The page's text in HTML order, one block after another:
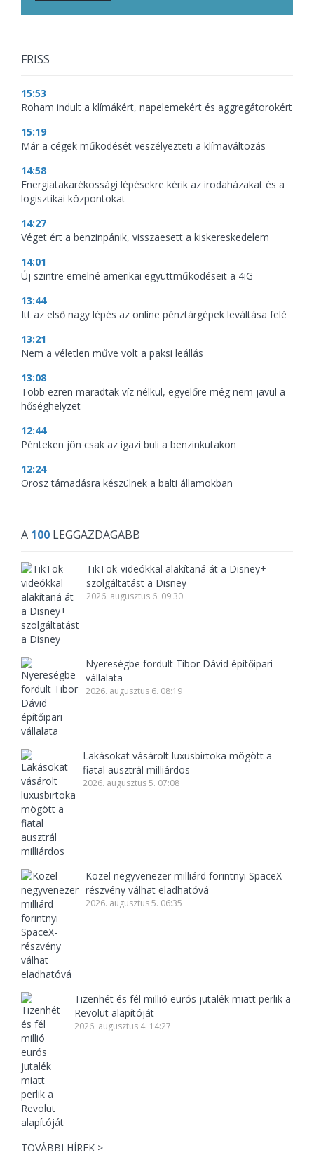
FRISS
15:53
Roham indult a klímákért, napelemekért és aggregátorokért
15:19
Már a cégek működését veszélyezteti a klímaváltozás
14:58
Energiatakarékossági lépésekre kérik az irodaházakat és a
logisztikai központokat
14:27
Véget ért a benzinpánik, visszaesett a kiskereskedelem
14:01
Új szintre emelné amerikai együttműködéseit a 4iG
13:44
Itt az első nagy lépés az online pénztárgépek leváltása felé
13:21
Nem a véletlen műve volt a paksi leállás
13:08
Több ezren maradtak víz nélkül, egyelőre még nem javul a
hőséghelyzet
12:44
Pénteken jön csak az igazi buli a benzinkutakon
12:24
Orosz támadásra készülnek a balti államokban
A 100 LEGGAZDAGABB
TikTok-videókkal alakítaná át a Disney+
szolgáltatást a Disney
2026. augusztus 6. 09:30
Nyereségbe fordult Tibor Dávid építőipari
vállalata
2026. augusztus 6. 08:19
Lakásokat vásárolt luxusbirtoka mögött a
fiatal ausztrál milliárdos
2026. augusztus 5. 07:08
Közel negyvenezer milliárd forintnyi SpaceX-
részvény válhat eladhatóvá
2026. augusztus 5. 06:35
Tizenhét és fél millió eurós jutalék miatt perlik a
Revolut alapítóját
2026. augusztus 4. 14:27
TOVÁBBI HÍREK >